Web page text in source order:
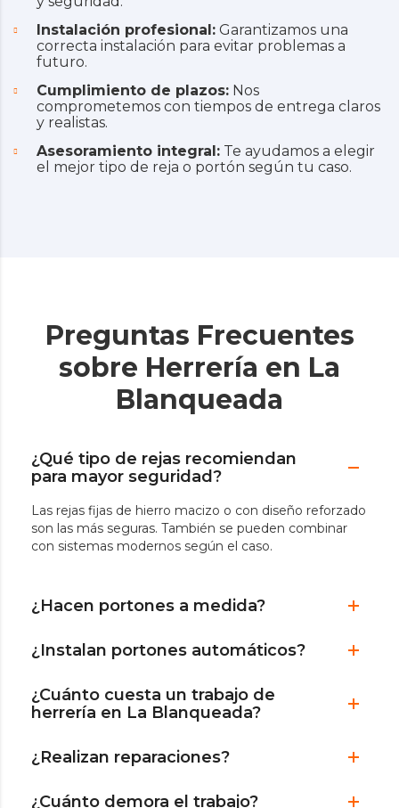
Instalación profesional: Garantizamos una
correcta instalación para evitar problemas a
futuro.
Cumplimiento de plazos: Nos
comprometemos con tiempos de entrega claros
y realistas.
Asesoramiento integral: Te ayudamos a elegir
el mejor tipo de reja o portón según tu caso.
Preguntas Frecuentes
sobre Herrería en La
Blanqueada
¿Qué tipo de rejas recomiendan
para mayor seguridad?
Las rejas fijas de hierro macizo o con diseño reforzado
son las más seguras. También se pueden combinar
con sistemas modernos según el caso.
¿Hacen portones a medida?
¿Instalan portones automáticos?
¿Cuánto cuesta un trabajo de
herrería en La Blanqueada?
¿Realizan reparaciones?
¿Cuánto demora el trabajo?